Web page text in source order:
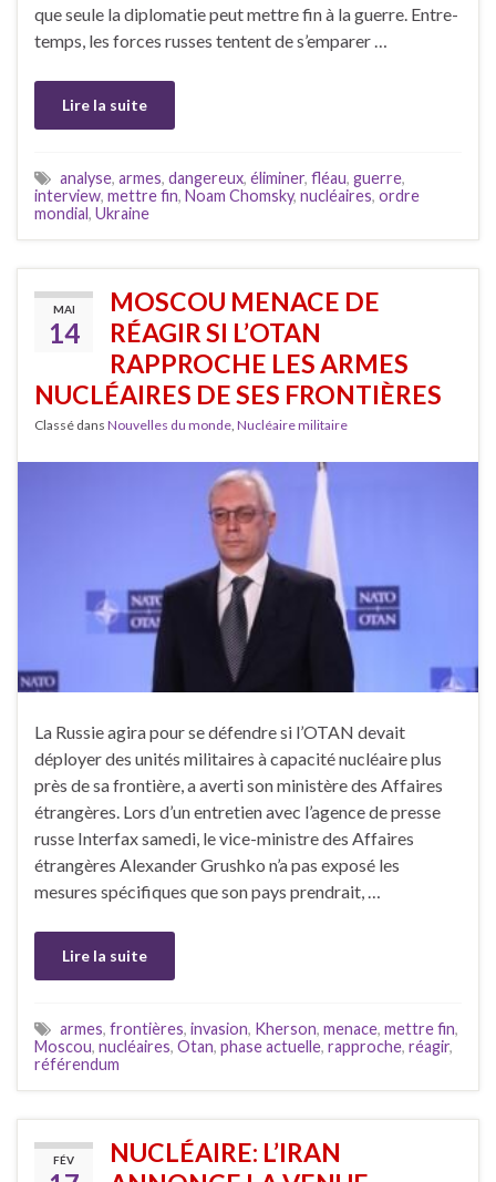
que seule la diplomatie peut mettre fin à la guerre. Entre-
temps, les forces russes tentent de s’emparer …
Lire la suite
analyse, armes, dangereux, éliminer, fléau, guerre,
interview, mettre fin, Noam Chomsky, nucléaires, ordre
mondial , Ukraine
MAI
14
MOSCOU MENACE DE
RÉAGIR SI L’OTAN
RAPPROCHE LES ARMES
NUCLÉAIRES DE SES FRONTIÈRES
Classé dans Nouvelles du monde, Nucléaire militaire
La Russie agira pour se défendre si l’OTAN devait
déployer des unités militaires à capacité nucléaire plus
près de sa frontière, a averti son ministère des Affaires
étrangères. Lors d’un entretien avec l’agence de presse
russe Interfax samedi, le vice-ministre des Affaires
étrangères Alexander Grushko n’a pas exposé les
mesures spécifiques que son pays prendrait, …
Lire la suite
armes, frontières, invasion, Kherson, menace, mettre fin,
Moscou, nucléaires, Otan, phase actuelle, rapproche, réagir,
référendum
FÉV
NUCLÉAIRE: L’IRAN